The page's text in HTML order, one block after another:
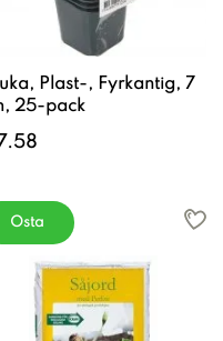
Plast-, Fyrkantig, 7
25-pack
Osta